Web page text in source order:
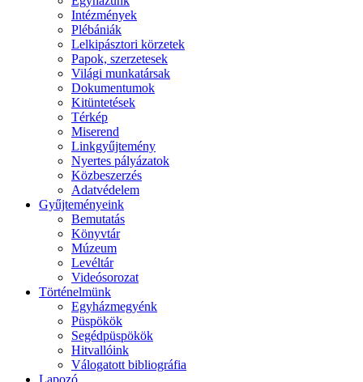
Intézmények
Plébániák
Lelkipásztori körzetek
Papok, szerzetesek
Világi munkatársak
Dokumentumok
Kitüntetések
Térkép
Miserend
Linkgyűjtemény
Nyertes pályázatok
Közbeszerzés
Adatvédelem
Gyűjteményeink
Bemutatás
Könyvtár
Múzeum
Levéltár
Videósorozat
Történelmünk
Egyházmegyénk
Püspökök
Segédpüspökök
Hitvallóink
Válogatott bibliográfia
Lapozó